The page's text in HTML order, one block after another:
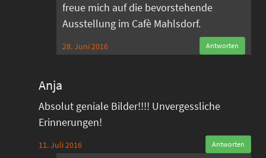
freue mich auf die bevorstehende
Ausstellung im Cafè Mahlsdorf.
28. Juni 2016 Antworten
Anja
Absolut geniale Bilder!!!! Unvergessliche
Erinnerungen!
11. Juli 2016 Antworten